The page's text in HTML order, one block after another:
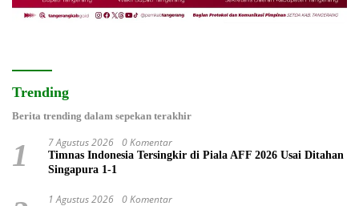
Trending
Berita trending dalam sepekan terakhir
1 7 Agustus 2026 0 Komentar
Timnas Indonesia Tersingkir di Piala AFF 2026 Usai Ditahan
Singapura 1-1
1 Agustus 2026 0 Komentar